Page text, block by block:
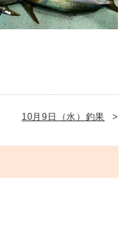
10月9日（水）釣果